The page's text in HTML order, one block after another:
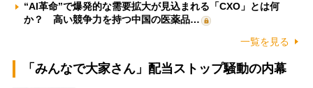
“AI革命”で爆発的な需要拡大が見込まれる「CXO」とは何
か？ 高い競争力を持つ中国の医薬品…
一覧を見る
「みんなで大家さん」配当ストップ騒動の内幕